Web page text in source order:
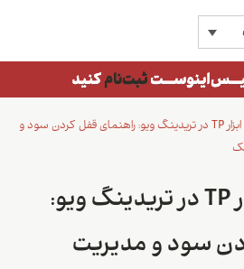
آموزش کار با ابزار TP در تریدینگ ویو: راهنمای قفل کردن سود و
آموزش کار با ابزار TP در تریدینگ ویو:
سود و مدیریت